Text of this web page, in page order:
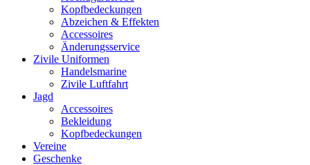
Kopfbedeckungen
Abzeichen & Effekten
Accessoires
Änderungsservice
Zivile Uniformen
Handelsmarine
Zivile Luftfahrt
Jagd
Accessoires
Bekleidung
Kopfbedeckungen
Vereine
Geschenke